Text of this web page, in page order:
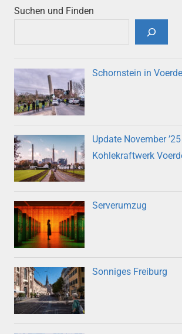
Suchen und Finden
Schornstein in
Update November
Kohlekraftwerk
Serverumzug
Sonniges Freiburg